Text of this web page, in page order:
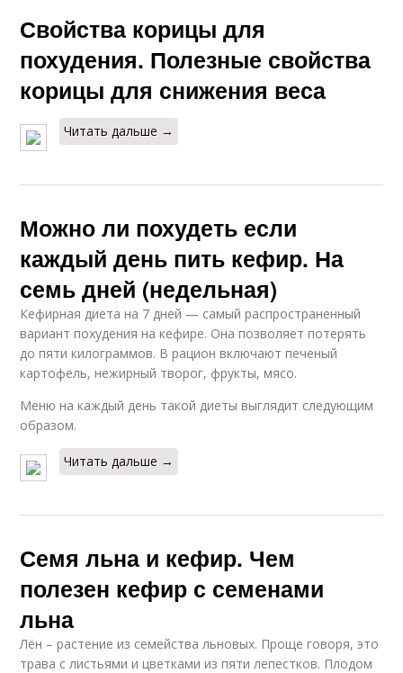
Свойства корицы для
похудения. Полезные свойства
корицы для снижения веса
Читать дальше →
Можно ли похудеть если
каждый день пить кефир. На
семь дней (недельная)
Кефирная диета на 7 дней — самый распространенный
вариант похудения на кефире. Она позволяет потерять
до пяти килограммов. В рацион включают печеный
картофель, нежирный творог, фрукты, мясо.
Меню на каждый день такой диеты выглядит следующим
образом.
Читать дальше →
Семя льна и кефир. Чем
полезен кефир с семенами
льна
Лён – растение из семейства льновых. Проще говоря, это
трава с листьями и цветками из пяти лепестков. Плодом